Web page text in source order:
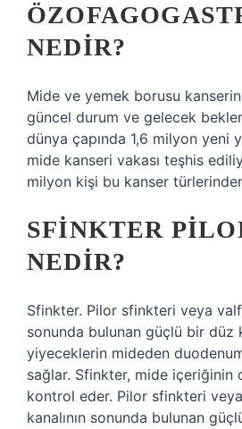
NEDIR?
Mide ve yemek borusu
güncel durum ve gelecek
dünya çapında 1,6 milyon yeni
mide kanseri vakası teşhis
milyon kişi bu kanser
SFINKTER
NEDIR?
Sfinkter. Pilor sfinkteri veya
sonunda bulunan güçlü bir düz
yiyeceklerin mideden
sağlar. Sfinkter, mide içeriğinin
kontrol eder. Pilor sfinkteri
kanalının sonunda bulunan